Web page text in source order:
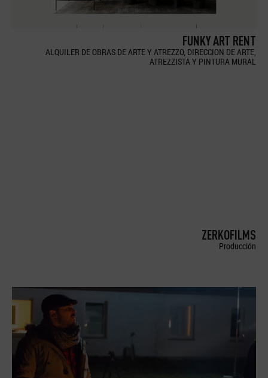
FUNKY ART RENT
ALQUILER DE OBRAS DE ARTE Y ATREZZO, DIRECCION DE ARTE,
ATREZZISTA Y PINTURA MURAL
ZERKOFILMS
Producción